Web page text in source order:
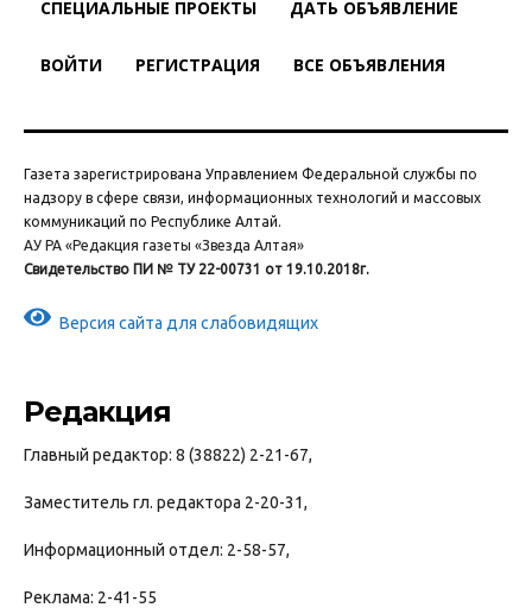
СПЕЦИАЛЬНЫЕ ПРОЕКТЫ ДАТЬ ОБЪЯВЛЕНИЕ
ВОЙТИ РЕГИСТРАЦИЯ ВСЕ ОБЪЯВЛЕНИЯ
Газета зарегистрирована Управлением Федеральной службы по
надзору в сфере связи, информационных технологий и массовых
коммуникаций по Республике Алтай.
АУ РА «Редакция газеты «Звезда Алтая»
Свидетельство ПИ № ТУ 22-00731 от 19.10.2018г.
Версия сайта для слабовидящих
Редакция
Главный редактор: 8 (38822) 2-21-67,
Заместитель гл. редактора 2-20-31,
Информационный отдел: 2-58-57,
Реклама: 2-41-55